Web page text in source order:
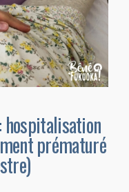
hospitalisation
prématuré